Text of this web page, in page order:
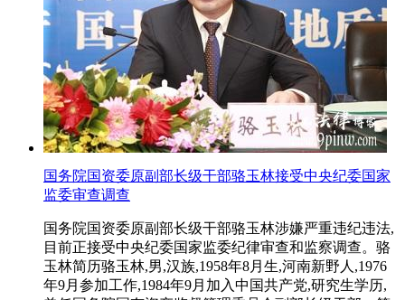
国务院国资委原副部长级干部骆玉林接受中央纪委国家
监委审查调查
国务院国资委原副部长级干部骆玉林涉嫌严重违纪违法,
目前正接受中央纪委国家监委纪律审查和监察调查。骆
玉林简历骆玉林,男,汉族,1958年8月生,河南新野人,1976
年9月参加工作,1984年9月加入中国共产党,研究生学历,